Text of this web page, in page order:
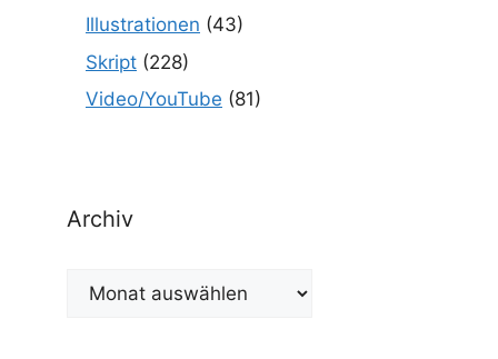
Illustrationen (43)
Skript (228)
Video/YouTube (81)
Archiv
Archiv